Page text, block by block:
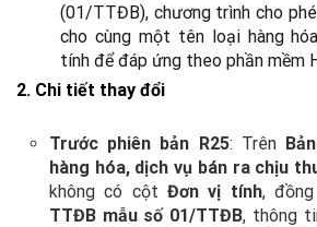
(01/TTĐB), chương trình cho
cho cùng một tên loại hàng
tính để đáp ứng theo phần mềm
2. Chi tiết thay đổi
Trước phiên bản R25: Trên
hàng hóa, dịch vụ bán ra chịu
không có cột Đơn vị tính,
TTĐB mẫu số 01/TTĐB, thông